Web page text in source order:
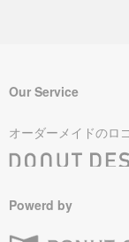
Our Service
オーダーメイドのロ
Powerd by